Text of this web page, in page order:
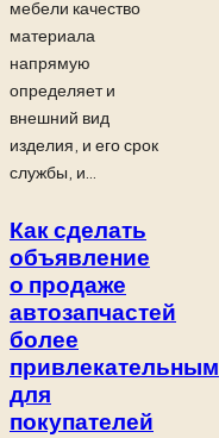
мебели качество
материала
напрямую
определяет и
внешний вид
изделия, и его срок
службы, и...
Как сделать
объявление
о продаже
автозапчастей
более
привлекательным
для
покупателей